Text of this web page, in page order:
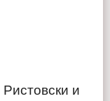
и